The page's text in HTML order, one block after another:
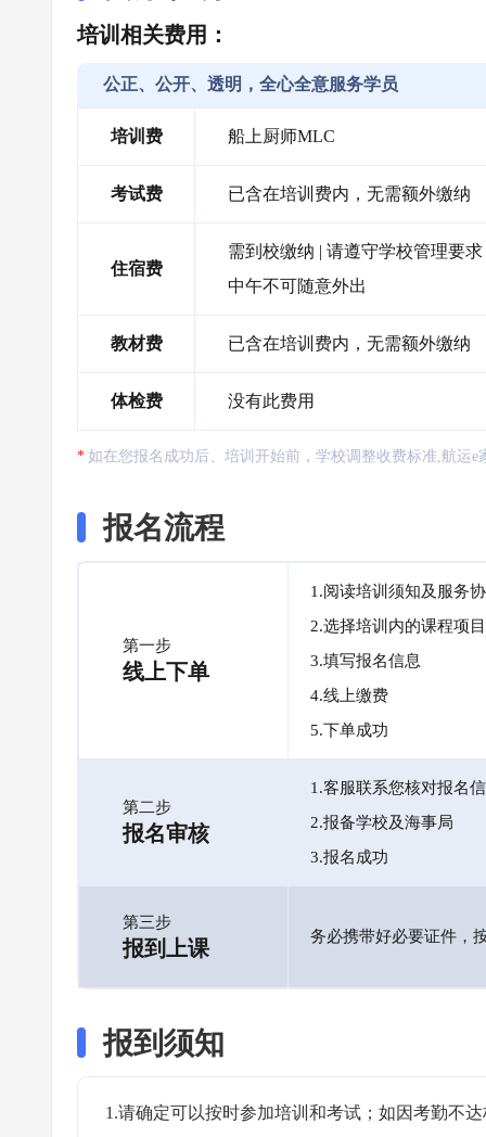
培训相关费用：
公正、公开、透明，全心全意服务学员
培训费 船上厨师MLC
考试费 已含在培训费内，无需额外缴纳
住宿费
需到校缴纳 | 请遵守学校管理要
中午不可随意外出
教材费 已含在培训费内，无需额外缴纳
体检费 没有此费用
如在您报名成功后、培训开始前，学校调整收费标准,航运
报名流程
第一步
线上下单
1.阅读培训须知及服务
2.选择培训内的课程项目
3.填写报名信息
4.线上缴费
5.下单成功
第二步
报名审核
1.客服联系您核对报名
2.报备学校及海事局
3.报名成功
第三步
报到上课 务必携带好必要证件，
报到须知
1.请确定可以按时参加培训和考试；如因考勤不